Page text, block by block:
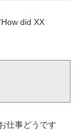
did XX
仕事どうです